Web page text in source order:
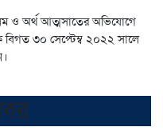
ও অর্থ আত্মসা‌তের অ‌ভি‌যো‌গে
বিগত ৩০ সে‌প্টেম্ব ২০২২ সা‌লে